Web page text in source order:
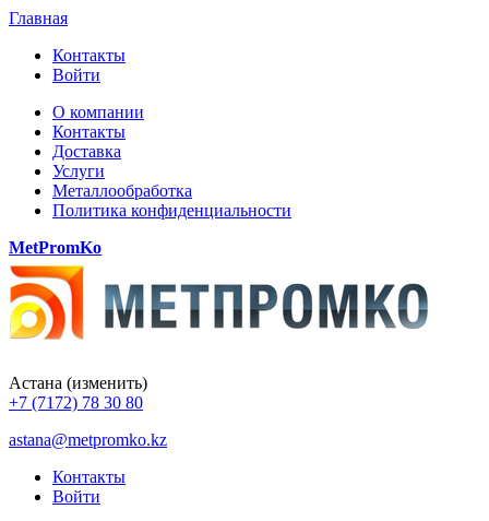
Главная
Контакты
Войти
О компании
Контакты
Доставка
Услуги
Металлообработка
Политика конфиденциальности
MetPromKo
Астана (изменить)
+7 (7172) 78 30 80
astana@metpromko.kz
Контакты
Войти